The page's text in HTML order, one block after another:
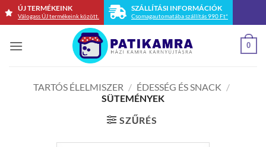
Skip
ÚJ TERMÉKEINK
Válogass ÚJ termékeink között.
SZÁLLÍTÁSI INFORMÁCIÓK
Csomagautomatába szállítás 990 Ft*
0
TARTÓS ÉLELMISZER / ÉDESSÉG ÉS SNACK /
SÜTEMÉNYEK
SZŰRÉS